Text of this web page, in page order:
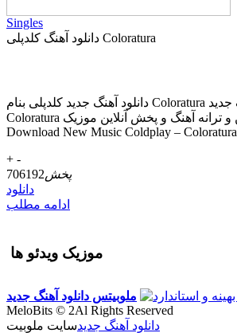
Singles
دانلود آهنگ کلدپلی Coloratura
دانلود آهنگ جدید کلدپلی بنام Coloratura دانلود موزیک جدید
Coloratura از کلدپلی + متن و ترانه آهنگ و پخش آنلاین موزیک
Download New Music Coldplay – Coloratura
+ -
پخش706192
دانلود
ادامه مطلب
موزیک ویدئو ها
ملوبیتس دانلود آهنگ جدید
MeloBits © 2Al Rights Reserved
دانلود آهنگ جدیدسایت ملوبیت